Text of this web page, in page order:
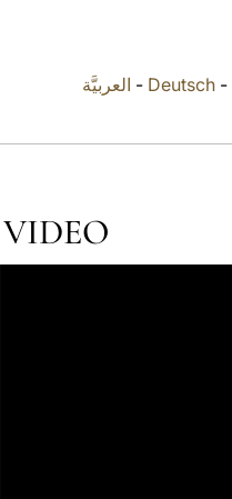
العربيَّة - Deutsch -
VIDEO